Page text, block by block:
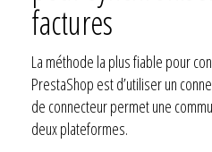
factures
La méthode la plus fiable pour
PrestaShop est d’utiliser un
de connecteur permet une
deux plateformes.